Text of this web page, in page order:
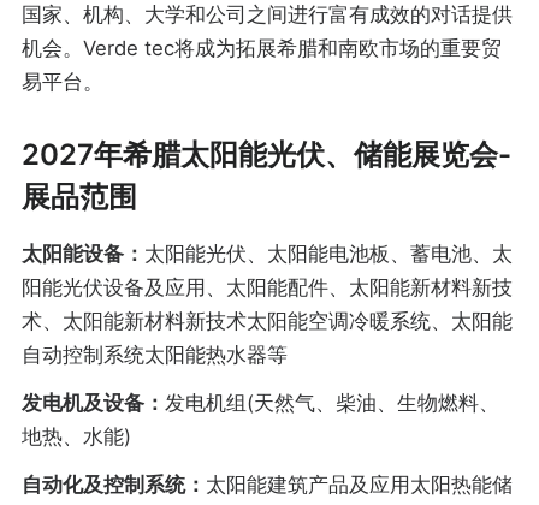
国家、机构、大学和公司之间进行富有成效的对话提供
机会。Verde tec将成为拓展希腊和南欧市场的重要贸
易平台。
2027年希腊太阳能光伏、储能展览会-
展品范围
太阳能设备： 太阳能光伏、太阳能电池板、蓄电池、太
阳能光伏设备及应用、太阳能配件、太阳能新材料新技
术、太阳能新材料新技术太阳能空调冷暖系统、太阳能
自动控制系统太阳能热水器等
发电机及设备： 发电机组(天然气、柴油、生物燃料、
地热、水能)
自动化及控制系统： 太阳能建筑产品及应用太阳热能储